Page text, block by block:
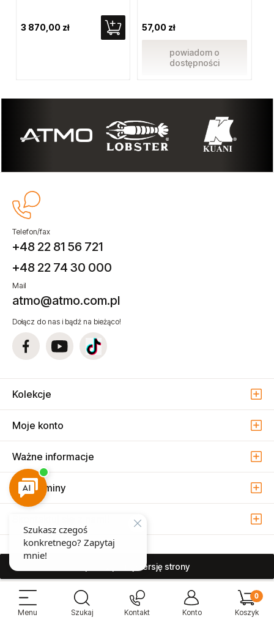
3 870,00 zł 57,00 zł
powiadom o
dostępności
Telefon/fax
+48 22 81 56 721
+48 22 74 30 000
Mail
atmo@atmo.com.pl
Dołącz do nas i bądź na bieżąco!
Kolekcje
Moje konto
Ważne informacje
Regulaminy
pokaż pełną wersję strony
Sprzedaż i serwis narzędzi pneumatycznych w Warszawie ul. Związkowa
15, 04-522 Warszawa ( Marysin Wawerski )